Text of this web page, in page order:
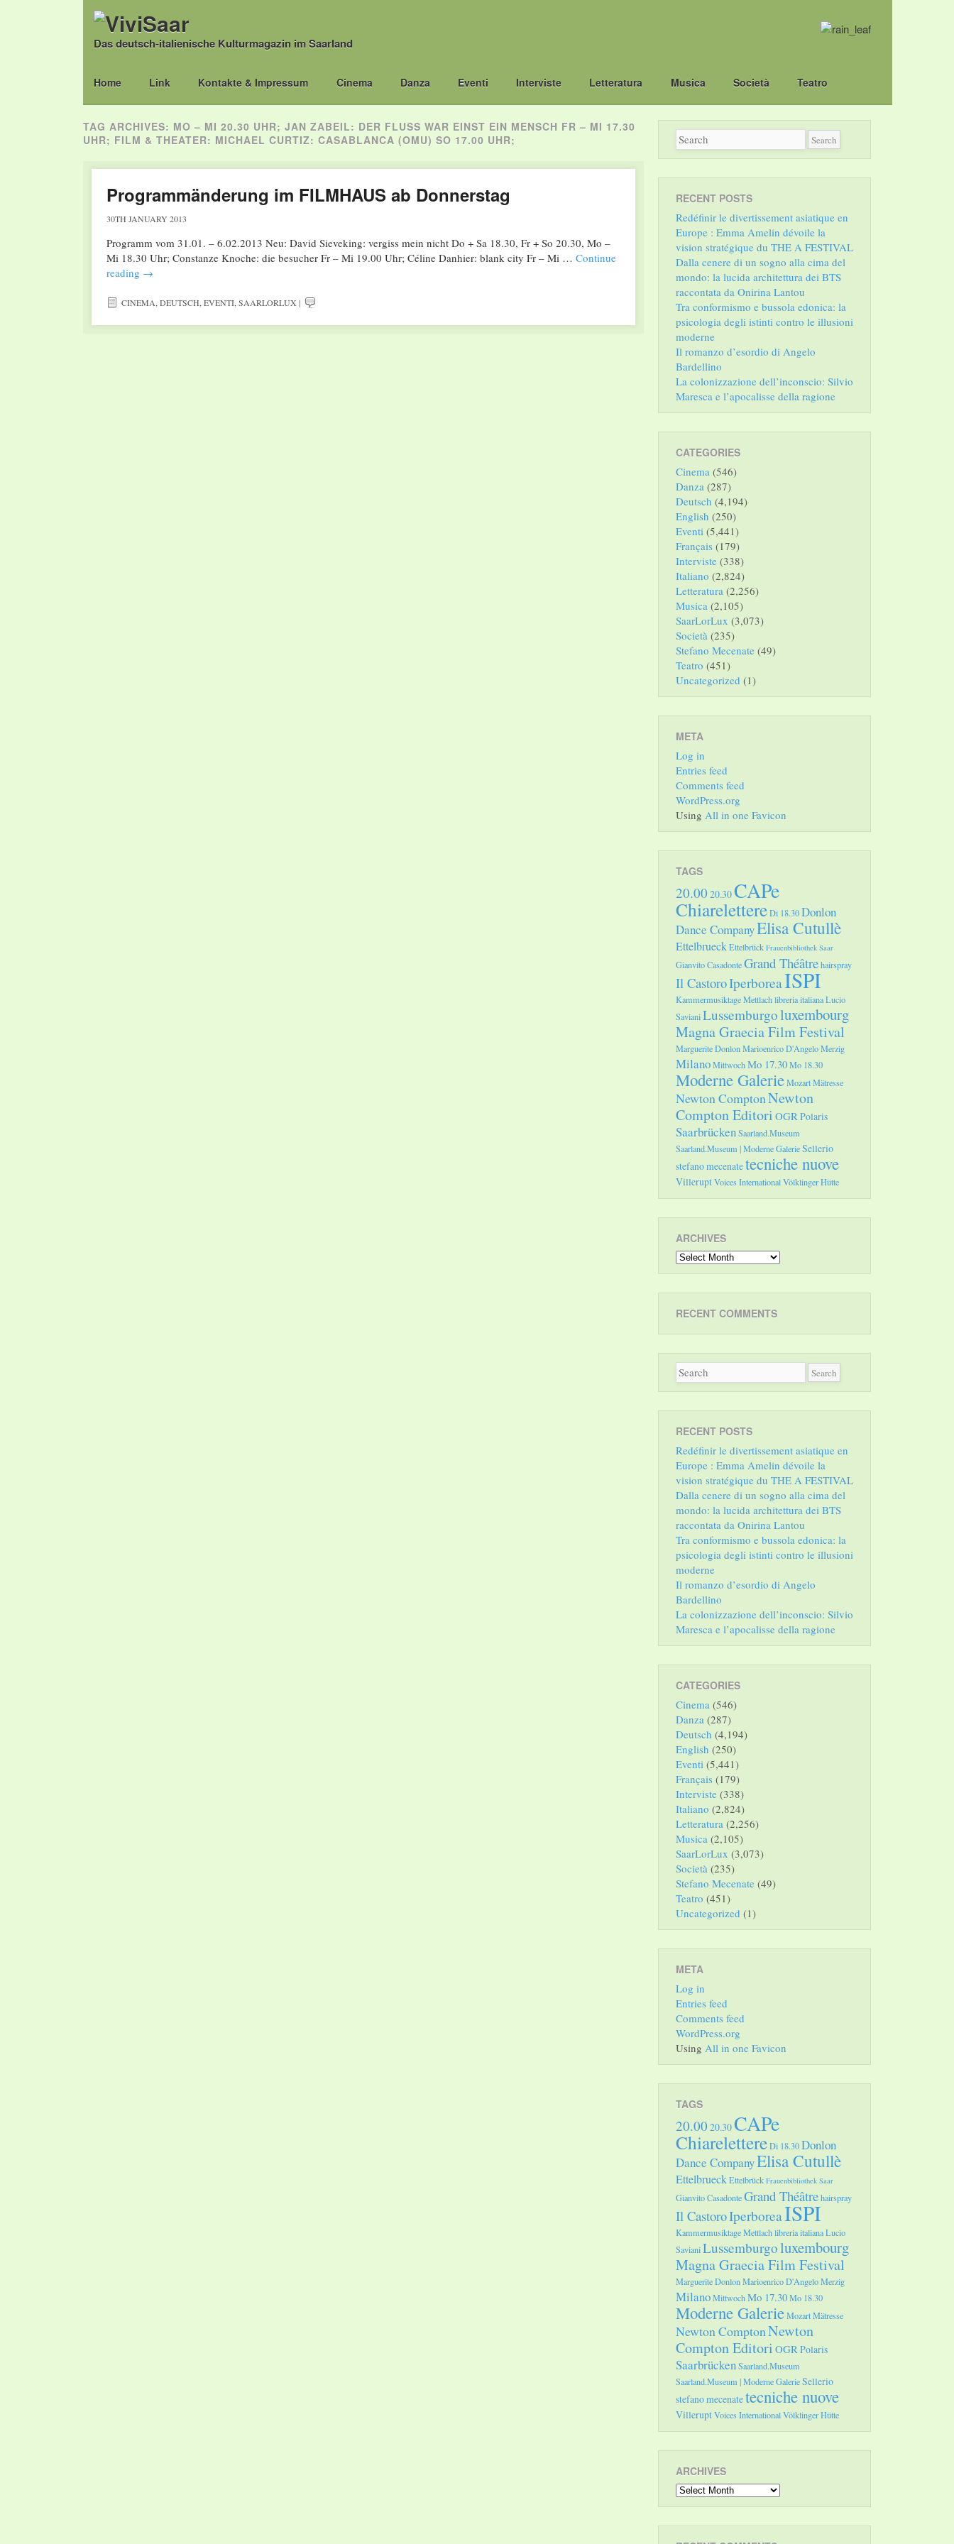
Das deutsch-italienische Kulturmagazin im Saarland
Main menu
Skip
Home Link Kontakte & Impressum Cinema Danza Eventi Interviste Letteratura Musica Società Teatro
TAG ARCHIVES: MO – MI 20.30 UHR; JAN ZABEIL: DER FLUSS WAR EINST EIN MENSCH FR – MI 17.30
UHR; FILM & THEATER: MICHAEL CURTIZ: CASABLANCA (OMU) SO 17.00 UHR;
Programmänderung im FILMHAUS ab Donnerstag
30TH JANUARY 2013
Programm vom 31.01. – 6.02.2013 Neu: David Sieveking: vergiss mein nicht Do + Sa 18.30, Fr + So 20.30, Mo –
Mi 18.30 Uhr; Constanze Knoche: die besucher Fr – Mi 19.00 Uhr; Céline Danhier: blank city Fr – Mi … Continue
reading →
CINEMA,DEUTSCH,EVENTI,SAARLORLUX |
RECENT POSTS
Redéfinir le divertissement asiatique en
Europe : Emma Amelin dévoile la
vision stratégique du THE A FESTIVAL
Dalla cenere di un sogno alla cima del
mondo: la lucida architettura dei BTS
raccontata da Onirina Lantou
Tra conformismo e bussola edonica: la
psicologia degli istinti contro le illusioni
moderne
Il romanzo d’esordio di Angelo
Bardellino
La colonizzazione dell’inconscio: Silvio
Maresca e l’apocalisse della ragione
CATEGORIES
Cinema (546)
Danza (287)
Deutsch (4,194)
English (250)
Eventi (5,441)
Français (179)
Interviste (338)
Italiano (2,824)
Letteratura (2,256)
Musica (2,105)
SaarLorLux (3,073)
Società (235)
Stefano Mecenate (49)
Teatro (451)
Uncategorized (1)
META
Log in
Entries feed
Comments feed
WordPress.org
Using All in one Favicon
TAGS
20.00 20.30CAPe
ChiarelettereDi 18.30Donlon
Dance CompanyElisa Cutullè
EttelbrueckEttelbrück Frauenbibliothek Saar
Gianvito CasadonteGrand Théâtrehairspray
Il CastoroIperboreaISPI
Kammermusiktage Mettlachlibreria italianaLucio
SavianiLussemburgoluxembourg
Magna Graecia Film Festival
Marguerite DonlonMarioenrico D'AngeloMerzig
MilanoMittwochMo 17.30Mo 18.30
Moderne GalerieMozartMätresse
Newton ComptonNewton
Compton Editori OGRPolaris
SaarbrückenSaarland.Museum
Saarland.Museum | Moderne GalerieSellerio
stefano mecenatetecniche nuove
VilleruptVoices InternationalVölklinger Hütte
ARCHIVES
Archives
RECENT COMMENTS
RECENT POSTS
Redéfinir le divertissement asiatique en
Europe : Emma Amelin dévoile la
vision stratégique du THE A FESTIVAL
Dalla cenere di un sogno alla cima del
mondo: la lucida architettura dei BTS
raccontata da Onirina Lantou
Tra conformismo e bussola edonica: la
psicologia degli istinti contro le illusioni
moderne
Il romanzo d’esordio di Angelo
Bardellino
La colonizzazione dell’inconscio: Silvio
Maresca e l’apocalisse della ragione
CATEGORIES
Cinema (546)
Danza (287)
Deutsch (4,194)
English (250)
Eventi (5,441)
Français (179)
Interviste (338)
Italiano (2,824)
Letteratura (2,256)
Musica (2,105)
SaarLorLux (3,073)
Società (235)
Stefano Mecenate (49)
Teatro (451)
Uncategorized (1)
META
Log in
Entries feed
Comments feed
WordPress.org
Using All in one Favicon
TAGS
20.00 20.30CAPe
ChiarelettereDi 18.30Donlon
Dance CompanyElisa Cutullè
EttelbrueckEttelbrück Frauenbibliothek Saar
Gianvito CasadonteGrand Théâtrehairspray
Il CastoroIperboreaISPI
Kammermusiktage Mettlachlibreria italianaLucio
SavianiLussemburgoluxembourg
Magna Graecia Film Festival
Marguerite DonlonMarioenrico D'AngeloMerzig
MilanoMittwochMo 17.30Mo 18.30
Moderne GalerieMozartMätresse
Newton ComptonNewton
Compton Editori OGRPolaris
SaarbrückenSaarland.Museum
Saarland.Museum | Moderne GalerieSellerio
stefano mecenatetecniche nuove
VilleruptVoices InternationalVölklinger Hütte
ARCHIVES
Archives